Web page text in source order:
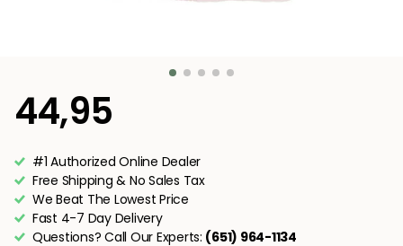
44,95
#1 Authorized Online Dealer
Free Shipping & No Sales Tax
We Beat The Lowest Price
Fast 4-7 Day Delivery
Questions? Call Our Experts: (651) 964-1134